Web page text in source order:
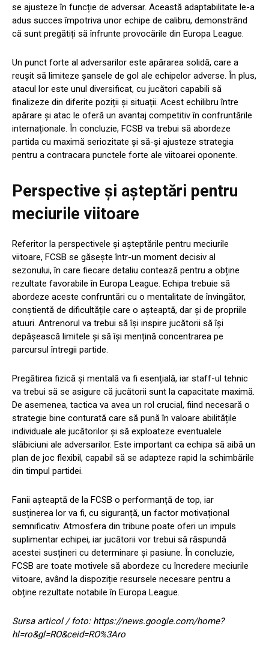
se ajusteze în funcție de adversar. Această adaptabilitate le-a
adus succes împotriva unor echipe de calibru, demonstrând
că sunt pregătiți să înfrunte provocările din Europa League.
Un punct forte al adversarilor este apărarea solidă, care a
reușit să limiteze șansele de gol ale echipelor adverse. În plus,
atacul lor este unul diversificat, cu jucători capabili să
finalizeze din diferite poziții și situații. Acest echilibru între
apărare și atac le oferă un avantaj competitiv în confruntările
internaționale. În concluzie, FCSB va trebui să abordeze
partida cu maximă seriozitate și să-și ajusteze strategia
pentru a contracara punctele forte ale viitoarei oponente.
Perspective și așteptări pentru
meciurile viitoare
Referitor la perspectivele și așteptările pentru meciurile
viitoare, FCSB se găsește într-un moment decisiv al
sezonului, în care fiecare detaliu contează pentru a obține
rezultate favorabile în Europa League. Echipa trebuie să
abordeze aceste confruntări cu o mentalitate de învingător,
conștientă de dificultățile care o așteaptă, dar și de propriile
atuuri. Antrenorul va trebui să își inspire jucătorii să își
depășească limitele și să își mențină concentrarea pe
parcursul întregii partide.
Pregătirea fizică și mentală va fi esențială, iar staff-ul tehnic
va trebui să se asigure că jucătorii sunt la capacitate maximă.
De asemenea, tactica va avea un rol crucial, fiind necesară o
strategie bine conturată care să pună în valoare abilitățile
individuale ale jucătorilor și să exploateze eventualele
slăbiciuni ale adversarilor. Este important ca echipa să aibă un
plan de joc flexibil, capabil să se adapteze rapid la schimbările
din timpul partidei.
Fanii așteaptă de la FCSB o performanță de top, iar
susținerea lor va fi, cu siguranță, un factor motivațional
semnificativ. Atmosfera din tribune poate oferi un impuls
suplimentar echipei, iar jucătorii vor trebui să răspundă
acestei susțineri cu determinare și pasiune. În concluzie,
FCSB are toate motivele să abordeze cu încredere meciurile
viitoare, având la dispoziție resursele necesare pentru a
obține rezultate notabile în Europa League.
Sursa articol / foto: https://news.google.com/home?
hl=ro&gl=RO&ceid=RO%3Aro